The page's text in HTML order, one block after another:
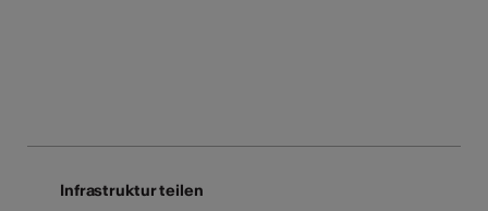
Infrastruktur teilen